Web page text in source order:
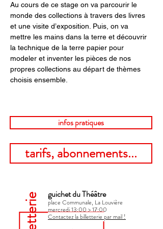
Au cours de ce stage on va parcourir le
monde des collections à travers des livres
et une visite d’exposition. Puis, on va
mettre les mains dans la terre et découvrir
la technique de la terre papier pour
modeler et inventer les pièces de nos
propres collections au départ de thèmes
choisis ensemble.
infos pratiques
tarifs, abonnements...
guichet du Théâtre
place Communale, La Louvière
mercredi 13:00 > 17:00​
Contactez la billetterie par mail !